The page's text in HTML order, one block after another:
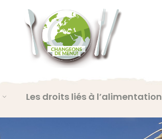
Les droits liés à l’alimentation